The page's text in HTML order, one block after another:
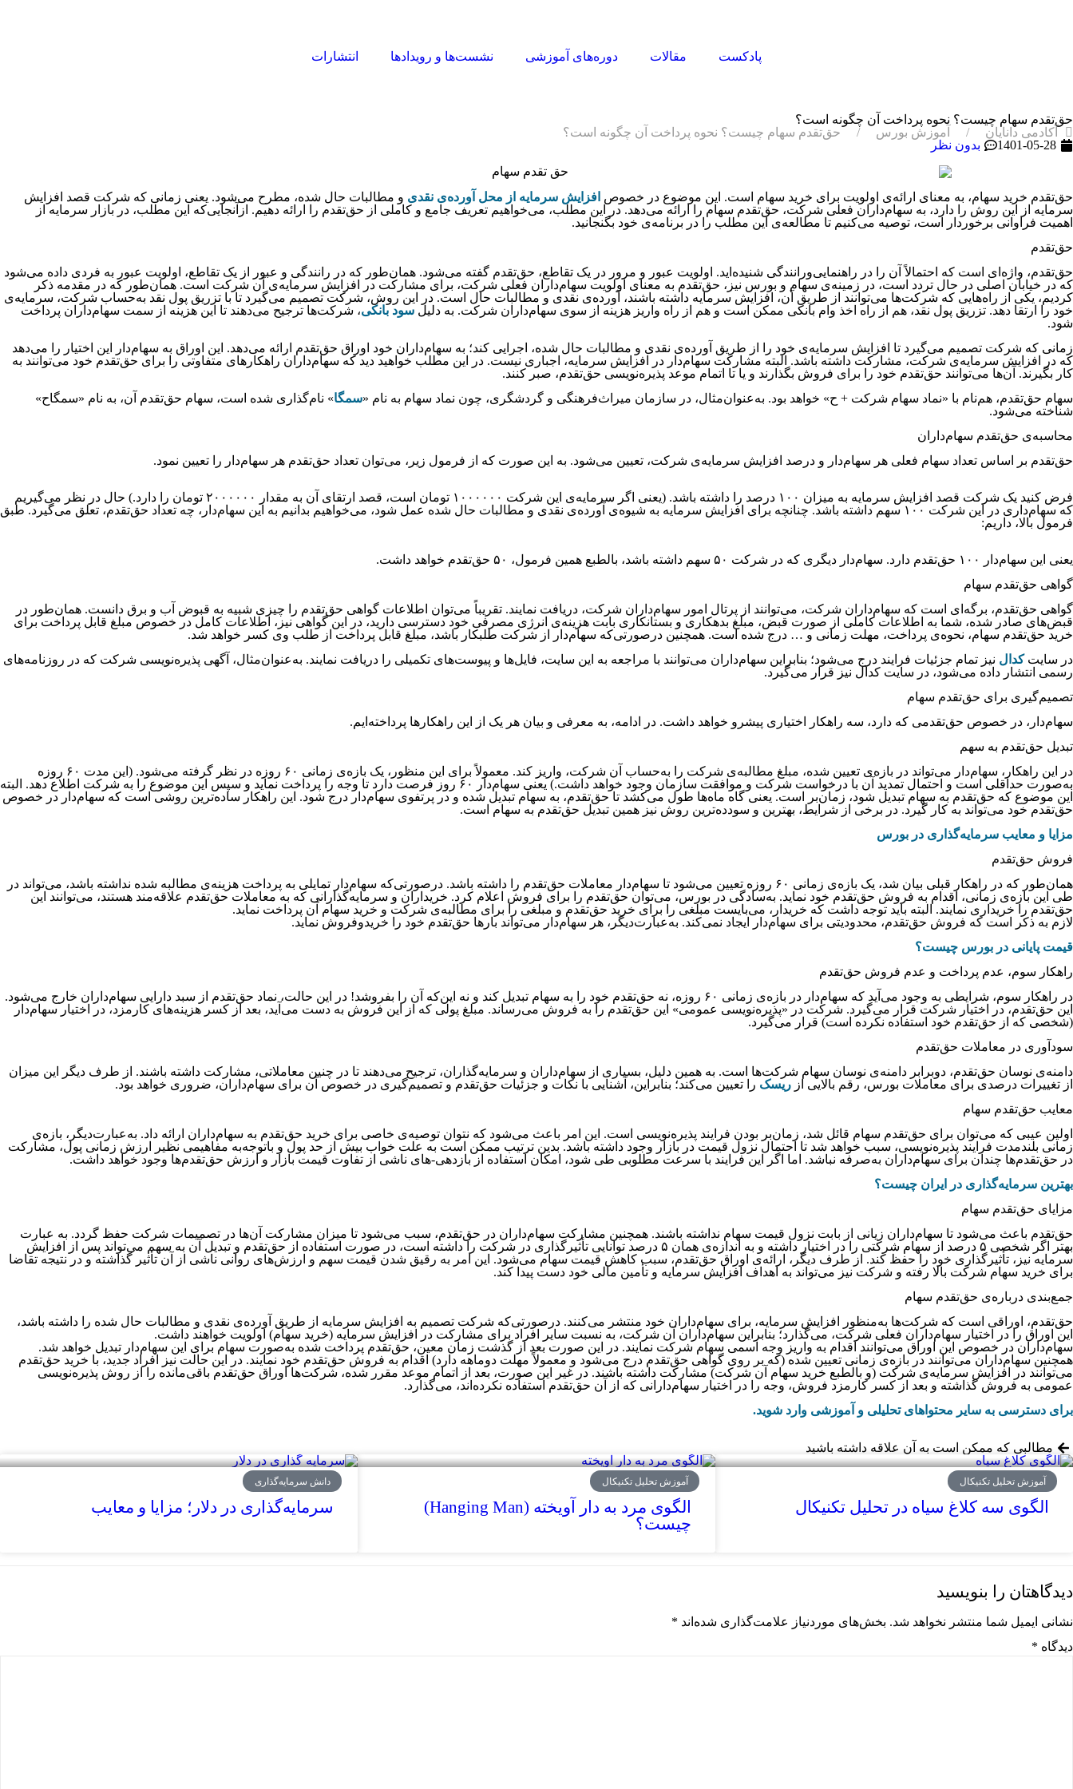
پادکست مقالات دوره‌های آموزشی نشست‌ها و رویدادها انتشارات
حق‌تقدم سهام چیست؟ نحوه پرداخت آن چگونه است؟
آکادمی دانایان
آموزش بورس
حق‌تقدم سهام چیست؟ نحوه پرداخت آن چگونه است؟
1401-05-28
بدون نظر
حق‌تقدم خرید سهام، به معنای ارائه‌ی اولویت برای خرید سهام است. این موضوع در خصوص افزایش سرمایه از محل آورده‌ی نقدی و مطالبات حال شده، مطرح می‌شود. یعنی زمانی که شرکت قصد افزایش
سرمایه از این روش را دارد، به سهام‌داران فعلی شرکت، حق‌تقدم سهام را ارائه می‌دهد. در این مطلب، می‌خواهیم تعریف جامع و کاملی از حق‌تقدم را ارائه دهیم. ازآنجایی‌که این مطلب، در بازار سرمایه از
اهمیت فراوانی برخوردار است، توصیه می‌کنیم تا مطالعه‌ی این مطلب را در برنامه‌ی خود بگنجانید.
حق‌تقدم
حق‌تقدم، واژه‌ای است که احتمالاً آن را در راهنمایی‌ورانندگی شنیده‌اید. اولویت عبور و مرور در یک تقاطع، حق‌تقدم گفته می‌شود. همان‌طور که در رانندگی و عبور از یک تقاطع، اولویت عبور به فردی داده می‌شود
که در خیابان اصلی در حال تردد است، در زمینه‌ی سهام و بورس نیز، حق‌تقدم به معنای اولویت سهام‌داران فعلی شرکت، برای مشارکت در افزایش سرمایه‌ی آن شرکت است. همان‌طور که در مقدمه ذکر
کردیم، یکی از راه‌هایی که شرکت‌ها می‌توانند از طریق آن، افزایش سرمایه داشته باشند، آورده‌ی نقدی و مطالبات حال است. در این روش، شرکت تصمیم می‌گیرد تا با تزریق پول نقد به‌حساب شرکت، سرمایه‌ی
خود را ارتقا دهد. تزریق پول نقد، هم از راه اخذ وام بانکی ممکن است و هم از راه واریز هزینه از سوی سهام‌داران شرکت. به دلیل سود بانکی، شرکت‌ها ترجیح می‌دهند تا این هزینه از سمت سهام‌داران پرداخت
شود.
زمانی که شرکت تصمیم می‌گیرد تا افزایش سرمایه‌ی خود را از طریق آورده‌ی نقدی و مطالبات حال شده، اجرایی کند؛ به سهام‌‌داران خود اوراق حق‌تقدم ارائه می‌دهد. این اوراق به سهام‌دار این اختیار را می‌دهد
که در افزایش سرمایه‌ی شرکت، مشارکت داشته باشد. البته مشارکت سهام‌دار در افزایش سرمایه، اجباری نیست. در این مطلب خواهید دید که سهام‌داران راهکارهای متفاوتی را برای حق‌تقدم خود می‌توانند به
کار بگیرند. آن‌ها می‌توانند حق‌تقدم خود را برای فروش بگذارند و یا تا اتمام موعد پذیره‌نویسی حق‌تقدم، صبر کنند.
سهام حق‌تقدم، هم‌نام با «نماد سهام شرکت + ح» خواهد بود. به‌عنوان‌مثال، در سازمان میراث‌فرهنگی و گردشگری، چون نماد سهام به نام «سمگا» نام‌گذاری شده است، سهام حق‌تقدم آن، به نام «سمگاح»
شناخته می‌شود.
محاسبه‌ی حق‌تقدم سهام‌داران
حق‌تقدم بر اساس تعداد سهام فعلی هر سهام‌دار و درصد افزایش سرمایه‌ی شرکت، تعیین می‌شود. به این صورت که از فرمول زیر، می‌توان تعداد حق‌تقدم هر سهام‌دار را تعیین نمود.
فرض کنید یک شرکت قصد افزایش سرمایه به میزان ۱۰۰ درصد را داشته باشد. (یعنی اگر سرمایه‌ی این شرکت ۱۰۰۰۰۰۰ تومان است، قصد ارتقای آن به مقدار ۲۰۰۰۰۰۰ تومان را دارد.) حال در نظر می‌گیریم
که سهام‌داری در این شرکت ۱۰۰ سهم داشته باشد. چنانچه برای افزایش سرمایه به شیوه‌ی آورده‌ی نقدی و مطالبات حال شده عمل شود، می‌خواهیم بدانیم به این سهام‌دار، چه تعداد حق‌تقدم، تعلق می‌گیرد. طبق
فرمول بالا، داریم:
یعنی این سهام‌دار ۱۰۰ حق‌تقدم دارد. سهام‌دار دیگری که در شرکت ۵۰ سهم داشته باشد، بالطبع همین فرمول، ۵۰ حق‌تقدم خواهد داشت.
گواهی حق‌تقدم سهام
گواهی حق‌تقدم، برگه‌ای است که سهام‌داران شرکت، می‌توانند از پرتال امور سهام‌داران شرکت، دریافت نمایند. تقریباً می‌توان اطلاعات گواهی حق‌تقدم را چیزی شبیه به قبوض آب و برق دانست. همان‌طور در
قبض‌های صادر شده، شما به اطلاعات کاملی از صورت قبض، مبلغ بدهکاری و بستانکاری بابت هزینه‌ی انرژی مصرفی خود دسترسی دارید، در این گواهی نیز، اطلاعات کامل در خصوص مبلغ قابل پرداخت برای
خرید حق‌تقدم سهام، نحوه‌ی پرداخت، مهلت زمانی و … درج شده است. همچنین درصورتی‌که سهام‌دار از شرکت طلبکار باشد، مبلغ قابل پرداخت از طلب وی کسر خواهد شد.
در سایتکدال نیز تمام جزئیات فرایند درج می‌شود؛ بنابراین سهام‌داران می‌توانند با مراجعه به این سایت، فایل‌ها و پیوست‌های تکمیلی را دریافت نمایند. به‌عنوان‌مثال، آگهی پذیره‌نویسی شرکت که در روزنامه‌های
رسمی انتشار داده می‌شود، در سایت کدال نیز قرار می‌گیرد.
تصمیم‌گیری برای حق‌تقدم سهام
سهام‌دار، در خصوص حق‌تقدمی که دارد، سه راهکار اختیاری پیشرو خواهد داشت. در ادامه، به معرفی و بیان هر یک از این راهکارها پرداخته‌ایم.
تبدیل حق‌تقدم به سهم
در این راهکار، سهام‌دار می‌تواند در بازه‌ی تعیین شده، مبلغ مطالبه‌ی شرکت را به‌حساب آن شرکت، واریز کند. معمولاً برای این منظور، یک بازه‌ی زمانی ۶۰ روزه در نظر گرفته می‌شود. (این مدت ۶۰ روزه
به‌صورت حداقلی است و احتمال تمدید آن با درخواست شرکت و موافقت سازمان وجود خواهد داشت.) یعنی سهام‌دار ۶۰ روز فرصت دارد تا وجه را پرداخت نماید و سپس این موضوع را به شرکت اطلاع دهد. البته
این موضوع که حق‌تقدم به سهام تبدیل شود، زمان‌بر است. یعنی گاه ماه‌ها طول می‌کشد تا حق‌تقدم، به سهام تبدیل شده و در پرتفوی سهام‌دار درج شود. این راهکار ساده‌ترین روشی است که سهام‌دار در خصوص
حق‌تقدم خود می‌تواند به کار گیرد. در برخی از شرایط، بهترین و سودده‌ترین روش نیز همین تبدیل حق‌تقدم به سهام است.
مزایا و معایب سرمایه‌گذاری در بورس
فروش حق‌تقدم
همان‌طور که در راهکار قبلی بیان شد، یک بازه‌ی زمانی ۶۰ روزه تعیین می‌شود تا سهام‌دار معاملات حق‌تقدم را داشته باشد. درصورتی‌که سهام‌دار تمایلی به پرداخت هزینه‌ی مطالبه شده نداشته باشد، می‌تواند در
طی این بازه‌ی زمانی، اقدام به فروش حق‌تقدم خود نماید. به‌سادگی در بورس، می‌توان حق‌تقدم را برای فروش اعلام کرد. خریداران و سرمایه‌گذارانی که به معاملات حق‌تقدم علاقه‌مند هستند، می‌توانند این
حق‌تقدم را خریداری نمایند. البته باید توجه داشت که خریدار، می‌بایست مبلغی را برای خرید حق‌تقدم و مبلغی را برای مطالبه‌ی شرکت و خرید سهام آن پرداخت نماید.
لازم به ذکر است که فروش حق‌تقدم، محدودیتی برای سهام‌دار ایجاد نمی‌کند. به‌عبارت‌دیگر، هر سهام‌دار می‌تواند بارها حق‌تقدم خود را خریدوفروش نماید.
قیمت پایانی در بورس چیست؟
راهکار سوم، عدم پرداخت و عدم فروش حق‌تقدم
در راهکار سوم، شرایطی به وجود می‌آید که سهام‌دار در بازه‌ی زمانی ۶۰ روزه، نه حق‌تقدم خود را به سهام تبدیل کند و نه این‌که آن را بفروشد! در این حالت، نماد حق‌تقدم از سبد دارایی سهام‌داران خارج می‌شود.
این حق‌تقدم، در اختیار شرکت قرار می‌گیرد. شرکت در «پذیره‌نویسی عمومی» این حق‌تقدم را به فروش می‌رساند. مبلغ پولی که از این فروش به دست می‌آید، بعد از کسر هزینه‌های کارمزد، در اختیار سهام‌دار
(شخصی که از حق‌تقدم خود استفاده نکرده است) قرار می‌گیرد.
سودآوری در معاملات حق‌تقدم
دامنه‌ی نوسان حق‌تقدم، دوبرابر دامنه‌ی نوسان سهام شرکت‌ها است. به همین دلیل، بسیاری از سهام‌داران و سرمایه‌گذاران، ترجیح می‌دهند تا در چنین معاملاتی، مشارکت داشته باشند. از طرف دیگر این میزان
از تغییرات درصدی برای معاملات بورس، رقم بالایی از ریسک را تعیین می‌کند؛ بنابراین، آشنایی با نکات و جزئیات حق‌تقدم و تصمیم‌گیری در خصوص آن برای سهام‌داران، ضروری خواهد بود.
معایب حق‌تقدم سهام
اولین عیبی که می‌توان برای حق‌تقدم سهام قائل شد، زمان‌بر بودن فرایند پذیره‌نویسی است. این امر باعث می‌شود که نتوان توصیه‌ی خاصی برای خرید حق‌تقدم به سهام‌داران ارائه داد. به‌عبارت‌دیگر، بازه‌ی
زمانی بلندمدت فرایند پذیره‌نویسی، سبب خواهد شد تا احتمال نزول قیمت در بازار وجود داشته باشد. بدین ترتیب ممکن است به علت خواب بیش از حد پول و باتوجه‌به مفاهیمی نظیر ارزش زمانی پول، مشارکت
در حق‌‌‌‌‌‌‌‌‌‌‌‌‌تقدم‌‌‌‌‌‌‌‌‌‌‌‌‌ها چندان برای سهام‌داران به‌‌‌‌‌‌‌‌‌‌‌‌‌صرفه نباشد. اما اگر این فرایند با سرعت مطلوبی طی شود، امکان استفاده از بازدهی-های ناشی از تفاوت قیمت بازار و ارزش حق‌‌‌‌‌‌‌‌‌‌‌‌‌تقدم‌‌‌‌‌‌‌‌‌‌‌‌‌ها وجود خواهد داشت.
بهترین سرمایه‌گذاری در ایران چیست؟
مزایای حق‌تقدم سهام
حق‌تقدم باعث می‌شود تا سهام‌داران زیانی از بابت نزول قیمت سهام نداشته باشند. همچنین مشارکت سهام‌داران در حق‌تقدم، سبب می‌شود تا میزان مشارکت آن‌ها در تصمیمات شرکت حفظ گردد. به عبارت
بهتر اگر شخصی ۵ درصد از سهام شرکتی را در اختیار داشته و به اندازه‌‌‌‌‌‌‌‌‌‌‌‌‌ی همان ۵ درصد توانایی تأثیرگذاری در شرکت را داشته است، در صورت استفاده از حق‌‌‌‌‌‌‌‌‌‌‌‌‌تقدم و تبدیل آن به سهم می‌‌‌‌‌‌‌‌‌‌‌‌‌تواند پس از افزایش
سرمایه نیز، تأثیرگذاری خود را حفظ کند. از طرف دیگر، ارائه‌ی اوراق حق‌تقدم، سبب کاهش قیمت سهام می‌شود. این امر به رقیق شدن قیمت سهم و ارزش‌‌‌‌‌‌‌‌‌‌‌‌‌های روانی ناشی از آن تأثیر گذاشته و در نتیجه تقاضا
برای خرید سهام شرکت بالا رفته و شرکت نیز می‌تواند به اهداف افزایش سرمایه و تأمین مالی خود دست پیدا کند.
جمع‌بندی دربار‌ه‌ی حق‌تقدم سهام
حق‌تقدم، اوراقی است که شرکت‌ها به‌منظور افزایش سرمایه، برای سهام‌داران خود منتشر می‌کنند. درصورتی‌که شرکت تصمیم به افزایش سرمایه از طریق آورده‌ی نقدی و مطالبات حال شده را داشته باشد،
این اوراق را در اختیار سهام‌داران فعلی شرکت، می‌گذارد؛ بنابراین سهام‌داران آن شرکت، به نسبت سایر افراد برای مشارکت در افزایش سرمایه (خرید سهام) اولویت خواهند داشت.
سهام‌داران در خصوص این اوراق می‌توانند اقدام به واریز وجه اسمی سهام شرکت نمایند. در این صورت بعد از گذشت زمان معین، حق‌تقدم پرداخت شده به‌صورت سهام برای این سهام‌دار تبدیل خواهد شد.
همچنین سهام‌داران می‌توانند در بازه‌ی زمانی تعیین شده (که بر روی گواهی حق‌تقدم درج می‌شود و معمولاً مهلت دو‌ماهه دارد) اقدام به فروش حق‌تقدم خود نمایند. در این حالت نیز افراد جدید، با خرید حق‌تقدم
می‌توانند در افزایش سرمایه‌ی شرکت (و بالطبع خرید سهام آن شرکت) مشارکت داشته باشند. در غیر این صورت، بعد از اتمام موعد مقرر شده، شرکت‌ها اوراق حق‌تقدم باقی‌مانده را از روش پذیره‌نویسی
عمومی به فروش گذاشته و بعد از کسر کارمزد فروش، وجه را در اختیار سهام‌دارانی که از آن حق‌تقدم استفاده نکرده‌اند، می‌گذارد.
برای دسترسی به سایر محتواهای تحلیلی و آموزشی وارد شوید.
مطالبی که ممکن است به آن علاقه داشته باشید
آموزش تحلیل تکنیکال
الگوی سه کلاغ سیاه در تحلیل تکنیکال
آموزش تحلیل تکنیکال
الگوی مرد به دار آویخته (Hanging Man)
چیست؟
دانش سرمایه‌گذاری
سرمایه‌گذاری در دلار؛ مزایا و معایب
دیدگاهتان را بنویسید
نشانی ایمیل شما منتشر نخواهد شد. بخش‌های موردنیاز علامت‌گذاری شده‌اند *
دیدگاه *